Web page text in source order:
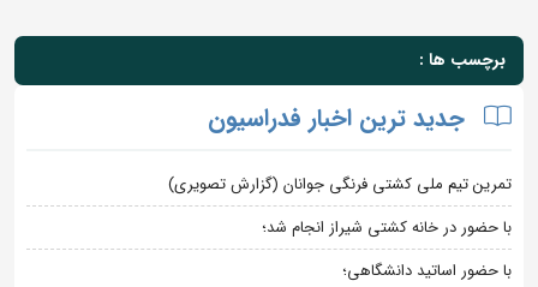
برچسب ها :
جدید ترین اخبار فدراسیون
تمرین تیم ملی کشتی فرنگی جوانان (گزارش تصویری)
با حضور در خانه کشتی شیراز انجام شد؛
با حضور اساتید دانشگاهی؛